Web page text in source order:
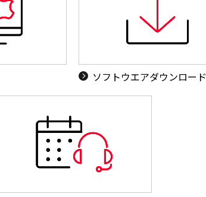
ソフトウエアダウンロード